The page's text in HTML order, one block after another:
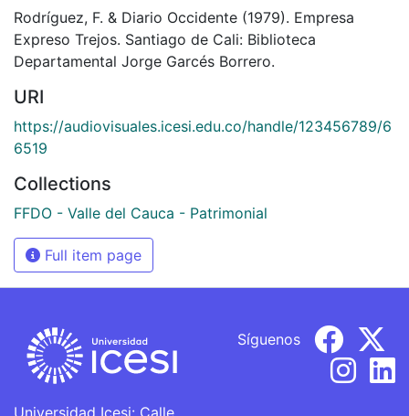
Rodríguez, F. & Diario Occidente (1979). Empresa
Expreso Trejos. Santiago de Cali: Biblioteca
Departamental Jorge Garcés Borrero.
URI
https://audiovisuales.icesi.edu.co/handle/123456789/6
6519
Collections
FFDO - Valle del Cauca - Patrimonial
Full item page
Universidad Icesi: Calle
Síguenos